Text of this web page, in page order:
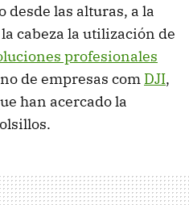
desde las alturas, a la
cabeza la utilización de
profesionales
de empresas com DJI,
han acercado la